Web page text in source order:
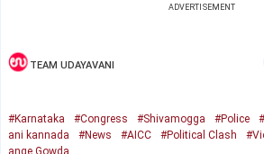
ADVERTISEMENT
TEAM UDAYAVANI
#Karnataka #Congress #Shivamogga #Police
ani kannada
#News #AICC #Political Clash
ange Gowda